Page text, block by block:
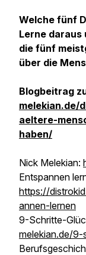
Welche fünf
Lerne daraus
die fünf
über die
Blogbeitrag
melekian.de/
aeltere-
haben/
Nick Melekian:
Entspannen
https://
annen-lernen
9-Schritte-
melekian.de/